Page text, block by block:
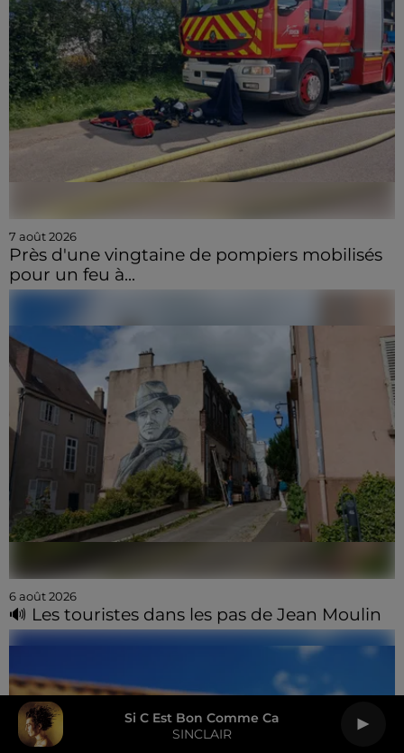
Si C Est Bon Comme Ca
SINCLAIR
7 août 2026
Près d'une vingtaine de pompiers mobilisés
pour un feu à...
6 août 2026
🔊 Les touristes dans les pas de Jean Moulin